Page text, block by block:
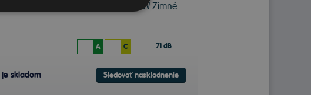
325/30 R21 108 W Zimné
A C 71 dB
skladom Sledovať naskladnenie